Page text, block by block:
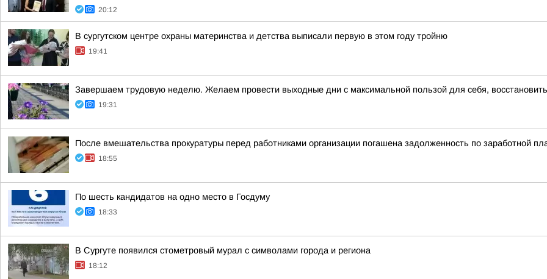
20:12
В сургутском центре охраны материнства и детства выписали первую в этом году тройню
19:41
Завершаем трудовую неделю. Желаем провести выходные дни с максимальной пользой для себя,
19:31
После вмешательства прокуратуры перед работниками организации погашена задолженность по заработной
18:55
По шесть кандидатов на одно место в Госдуму
18:33
В Сургуте появился стометровый мурал с символами города и региона
18:12